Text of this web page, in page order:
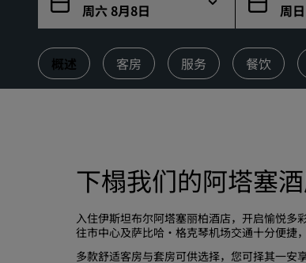
周六 8月8日 周
概述 客房 服务 餐饮
下榻我们的阿塔塞
入住伊斯坦布尔阿塔塞丽柏酒店，开启愉悦多
往市中心及萨比哈·格克琴机场交通十分便捷
多款舒适客房与套房可供选择，您可择其一安